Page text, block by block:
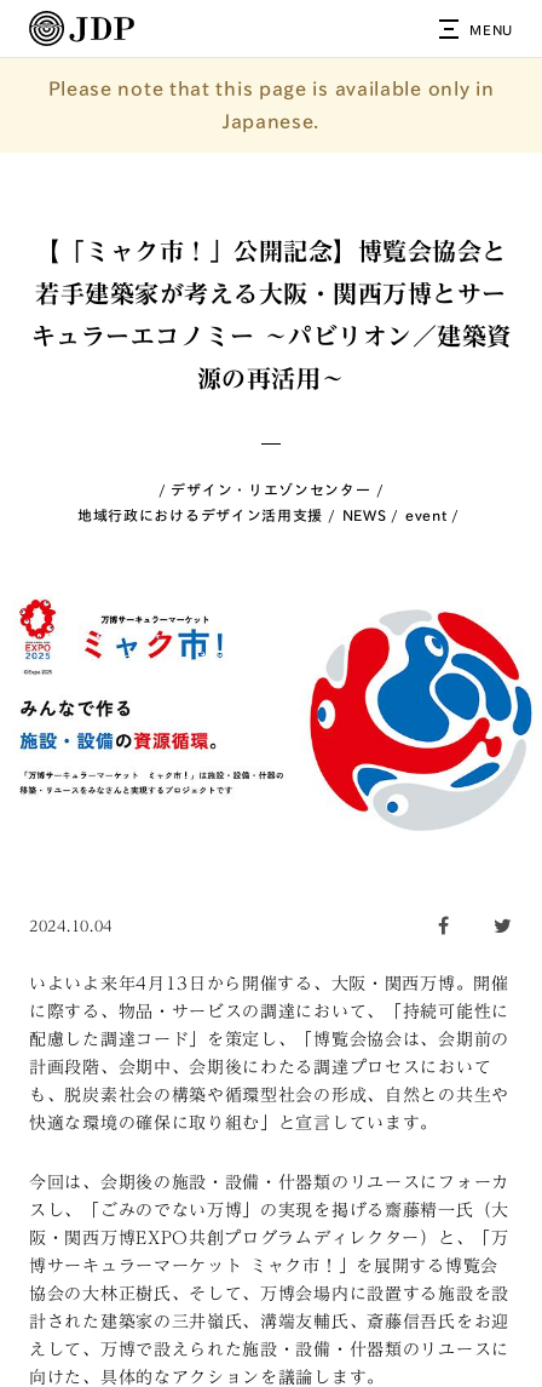
MENU
Please note that this page is available only in
Japanese.
【「ミャク市！」公開記念】博覧会協会と
若手建築家が考える大阪・関西万博とサー
キュラーエコノミー 〜パビリオン／建築資
源の再活用〜
デザイン・リエゾンセンター
地域行政におけるデザイン活用支援
NEWS event
2024.10.04
いよいよ来年4月13日から開催する、大阪・関西万博。開催
に際する、物品・サービスの調達において、「持続可能性に
配慮した調達コード」を策定し、「博覧会協会は、会期前の
計画段階、会期中、会期後にわたる調達プロセスにおいて
も、脱炭素社会の構築や循環型社会の形成、自然との共生や
快適な環境の確保に取り組む」と宣言しています。
今回は、会期後の施設・設備・什器類のリユースにフォーカ
スし、「ごみのでない万博」の実現を掲げる齋藤精一氏（大
阪・関西万博EXPO共創プログラムディレクター）と、「万
博サーキュラーマーケット ミャク市！」を展開する博覧会
協会の大林正樹氏、そして、万博会場内に設置する施設を設
計された建築家の三井嶺氏、溝端友輔氏、斎藤信吾氏をお迎
えして、万博で設えられた施設・設備・什器類のリユースに
向けた、具体的なアクションを議論します。